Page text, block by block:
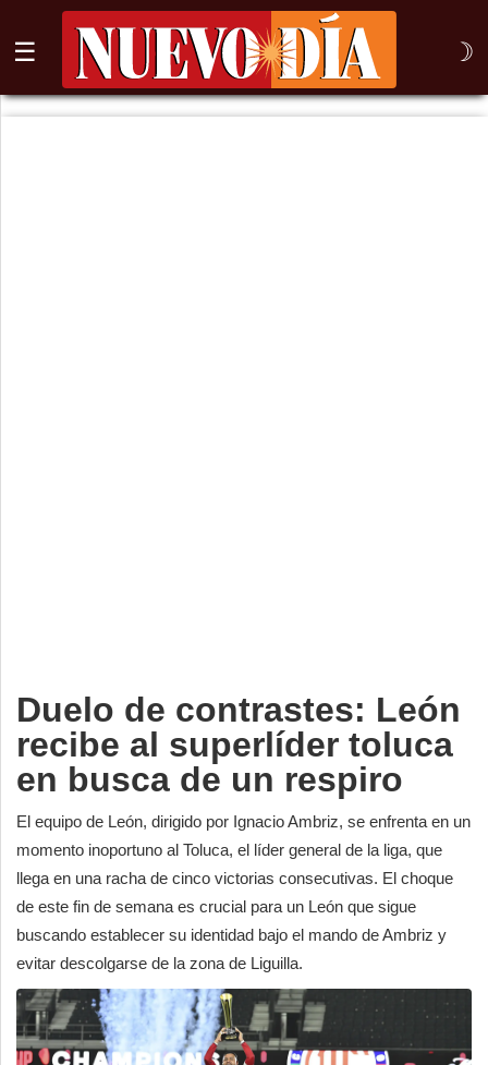
☰ ☽
⌕
Duelo de contrastes: León
recibe al superlíder toluca
en busca de un respiro
El equipo de León, dirigido por Ignacio Ambriz, se enfrenta en un
momento inoportuno al Toluca, el líder general de la liga, que
llega en una racha de cinco victorias consecutivas. El choque
de este fin de semana es crucial para un León que sigue
buscando establecer su identidad bajo el mando de Ambriz y
evitar descolgarse de la zona de Liguilla.